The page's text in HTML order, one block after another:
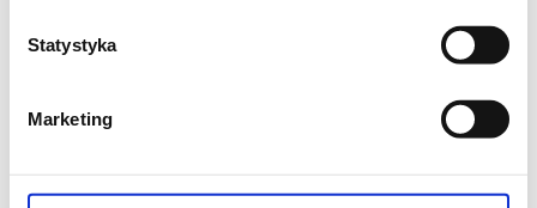
Statystyka
Marketing